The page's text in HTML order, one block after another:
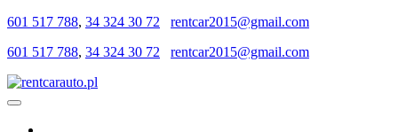
601 517 788, 34 324 30 72
rentcar2015@gmail.com
601 517 788, 34 324 30 72 rentcar2015@gmail.com